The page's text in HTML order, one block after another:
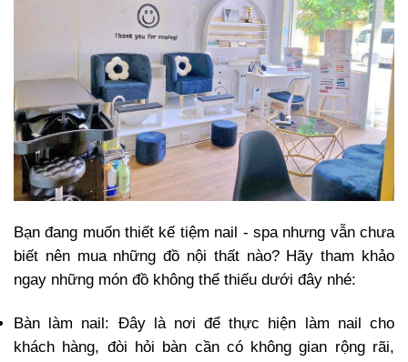
Bạn đang muốn thiết kế tiệm nail - spa nhưng vẫn chưa
biết nên mua những đồ nội thất nào? Hãy tham khảo
ngay những món đồ không thể thiếu dưới đây nhé:
Bàn làm nail: Đây là nơi để thực hiện làm nail cho
khách hàng, đòi hỏi bàn cần có không gian rộng rãi,